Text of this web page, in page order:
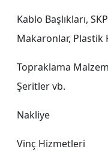
Kablo Başlıkları,
Makaronlar, Plastik
Topraklama
Şeritler vb.
Nakliye
Vinç Hizmetleri